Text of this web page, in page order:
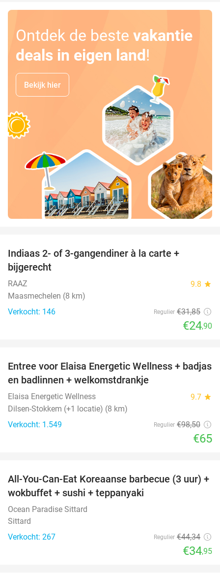
Ontdek de beste vakantie
deals in eigen land!
Bekijk hier
Indiaas 2- of 3-gangendiner à la carte +
bijgerecht
RAAZ 9.8 star
Maasmechelen (8 km)
Verkocht: 146
Regulier €31,85
€24,90
34%
Entree voor Elaisa Energetic Wellness + badjas
en badlinnen + welkomstdrankje
Elaisa Energetic Wellness 9.7 star
Dilsen-Stokkem (+1 locatie) (8 km)
Verkocht: 1.549
Regulier €98,50
€65
21%
All-You-Can-Eat Koreaanse barbecue (3 uur) +
wokbuffet + sushi + teppanyaki
Ocean Paradise Sittard
Sittard
Verkocht: 267
Regulier €44,34
€34,95